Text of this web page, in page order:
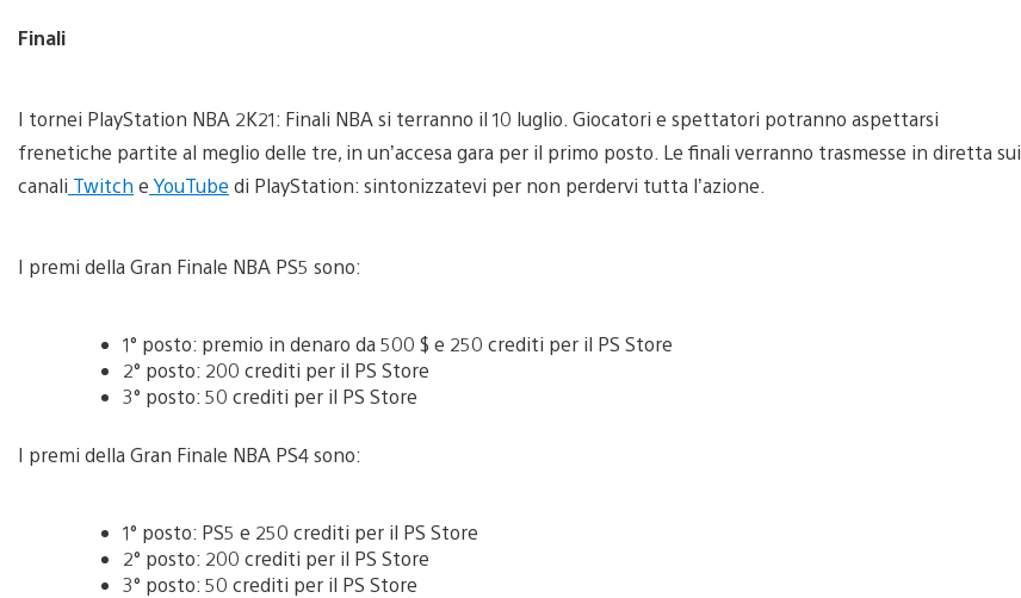
Finali
I tornei PlayStation NBA 2K21: Finali NBA si terranno il 10 luglio. Giocatori e spettatori potranno aspettarsi
frenetiche partite al meglio delle tre, in un’accesa gara per il primo posto. Le finali verranno trasmesse in diretta sui
canali Twitch e YouTube di PlayStation: sintonizzatevi per non perdervi tutta l’azione.
I premi della Gran Finale NBA PS5 sono:
1° posto: premio in denaro da 500 $ e 250 crediti per il PS Store
2° posto: 200 crediti per il PS Store
3° posto: 50 crediti per il PS Store
I premi della Gran Finale NBA PS4 sono:
1° posto: PS5 e 250 crediti per il PS Store
2° posto: 200 crediti per il PS Store
3° posto: 50 crediti per il PS Store